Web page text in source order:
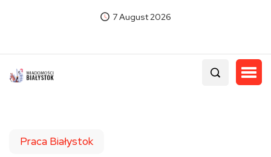
7 August 2026
Praca Białystok